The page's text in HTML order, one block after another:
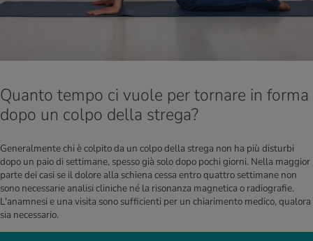
Quanto tempo ci vuole per tornare in forma
dopo un colpo della strega?
Generalmente chi è colpito da un colpo della strega non ha più disturbi
dopo un paio di settimane, spesso già solo dopo pochi giorni. Nella maggior
parte dei casi se il dolore alla schiena cessa entro quattro settimane non
sono necessarie analisi cliniche né la risonanza magnetica o radiografie.
L'anamnesi e una visita sono sufficienti per un chiarimento medico, qualora
sia necessario.